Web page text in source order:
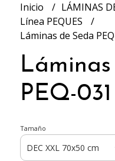
Inicio
LÁMINAS
Línea PEQUES
Láminas de Seda
PEQ-
Tamaño